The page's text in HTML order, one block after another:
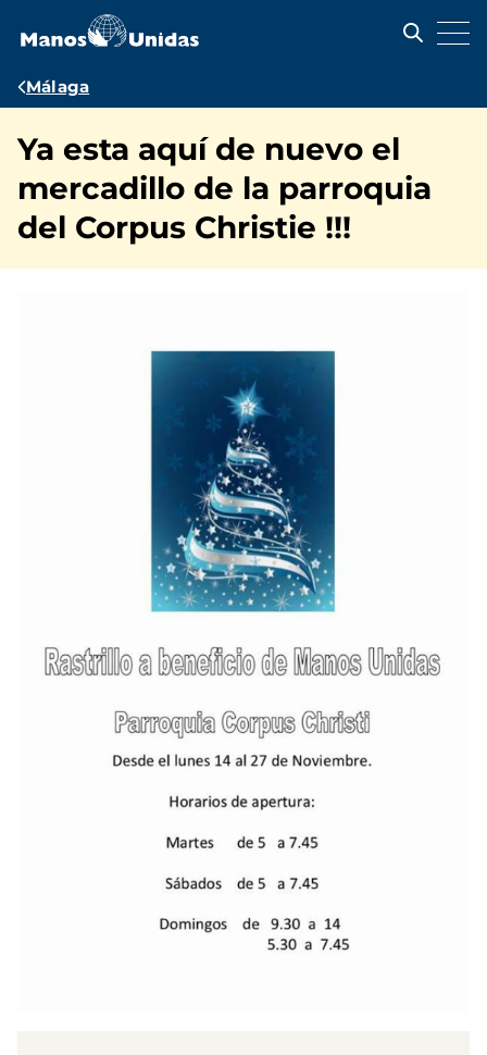
contenido
Ruta
navegación
Málaga
Ya esta aquí de nuevo el
mercadillo de la parroquia
del Corpus Christie !!!